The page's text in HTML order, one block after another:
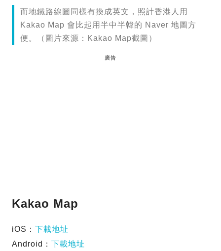
而地鐵路線圖同樣有換成英文，照計香港人用
Kakao Map 會比起用半中半韓的 Naver 地圖方
便。（圖片來源：Kakao Map截圖）
廣告
Kakao Map
iOS： 下載地址
Android： 下載地址